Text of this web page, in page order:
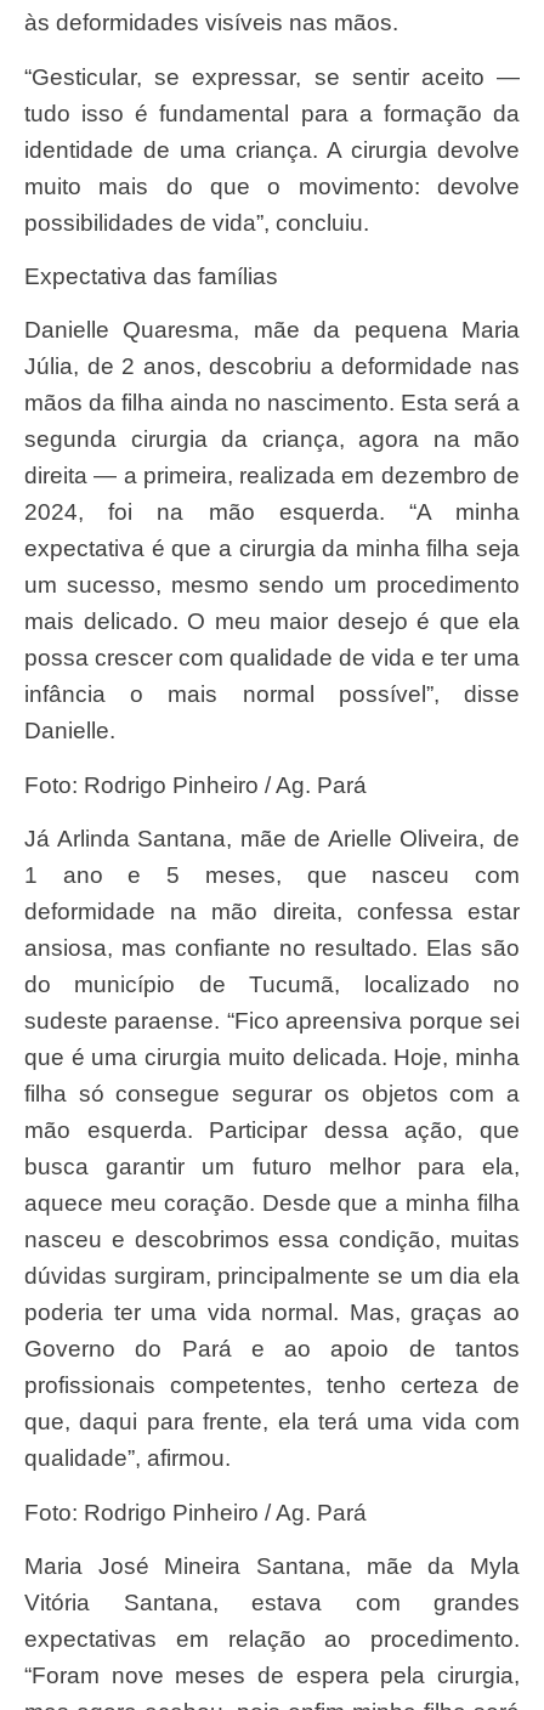
às deformidades visíveis nas mãos.
“Gesticular, se expressar, se sentir aceito —
tudo isso é fundamental para a formação da
identidade de uma criança. A cirurgia devolve
muito mais do que o movimento: devolve
possibilidades de vida”, concluiu.
Expectativa das famílias
Danielle Quaresma, mãe da pequena Maria
Júlia, de 2 anos, descobriu a deformidade nas
mãos da filha ainda no nascimento. Esta será a
segunda cirurgia da criança, agora na mão
direita — a primeira, realizada em dezembro de
2024, foi na mão esquerda. “A minha
expectativa é que a cirurgia da minha filha seja
um sucesso, mesmo sendo um procedimento
mais delicado. O meu maior desejo é que ela
possa crescer com qualidade de vida e ter uma
infância o mais normal possível”, disse
Danielle.
Foto: Rodrigo Pinheiro / Ag. Pará
Já Arlinda Santana, mãe de Arielle Oliveira, de
1 ano e 5 meses, que nasceu com
deformidade na mão direita, confessa estar
ansiosa, mas confiante no resultado. Elas são
do município de Tucumã, localizado no
sudeste paraense. “Fico apreensiva porque sei
que é uma cirurgia muito delicada. Hoje, minha
filha só consegue segurar os objetos com a
mão esquerda. Participar dessa ação, que
busca garantir um futuro melhor para ela,
aquece meu coração. Desde que a minha filha
nasceu e descobrimos essa condição, muitas
dúvidas surgiram, principalmente se um dia ela
poderia ter uma vida normal. Mas, graças ao
Governo do Pará e ao apoio de tantos
profissionais competentes, tenho certeza de
que, daqui para frente, ela terá uma vida com
qualidade”, afirmou.
Foto: Rodrigo Pinheiro / Ag. Pará
Maria José Mineira Santana, mãe da Myla
Vitória Santana, estava com grandes
expectativas em relação ao procedimento.
“Foram nove meses de espera pela cirurgia,